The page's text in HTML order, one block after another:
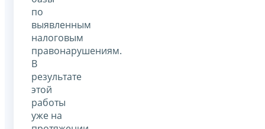
по
выявленным
налоговым
правонарушениям.
В
результате
этой
работы
уже на